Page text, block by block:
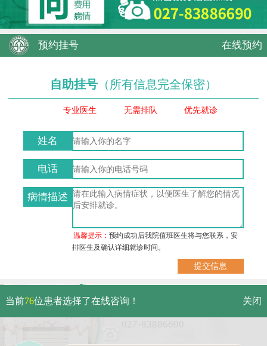
预约挂号 在线预约
自助挂号 （所有信息完全保密）
专业医生 无需排队 优先就诊
姓名
电话
病情描述
温馨提示：预约成功后我院值班医生将与您联系，安
排医生及确认详细就诊时间。
武汉市硚口区解放大道479号
当前76位患者选择了在线咨询！ 关闭